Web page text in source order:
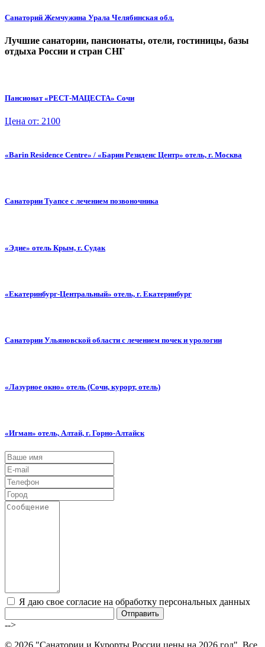
Санаторий Жемчужина Урала Челябинская обл.
Лучшие санатории, пансионаты, отели, гостиницы, базы
отдыха России и стран СНГ
Пансионат «РЕСТ-МАЦЕСТА» Сочи
Цена от: 2100
«Barin Residence Centre» / «Барин Резиденс Центр» отель, г. Москва
Санатории Туапсе с лечением позвоночника
«Эдие» отель Крым, г. Судак
«Екатеринбург-Центральный» отель, г. Екатеринбург
Санатории Ульяновской области с лечением почек и урологии
«Лазурное окно» отель (Сочи, курорт, отель)
«Игман» отель, Алтай, г. Горно-Алтайск
Я даю свое согласие на обработку персональных данных
Отправить
-->